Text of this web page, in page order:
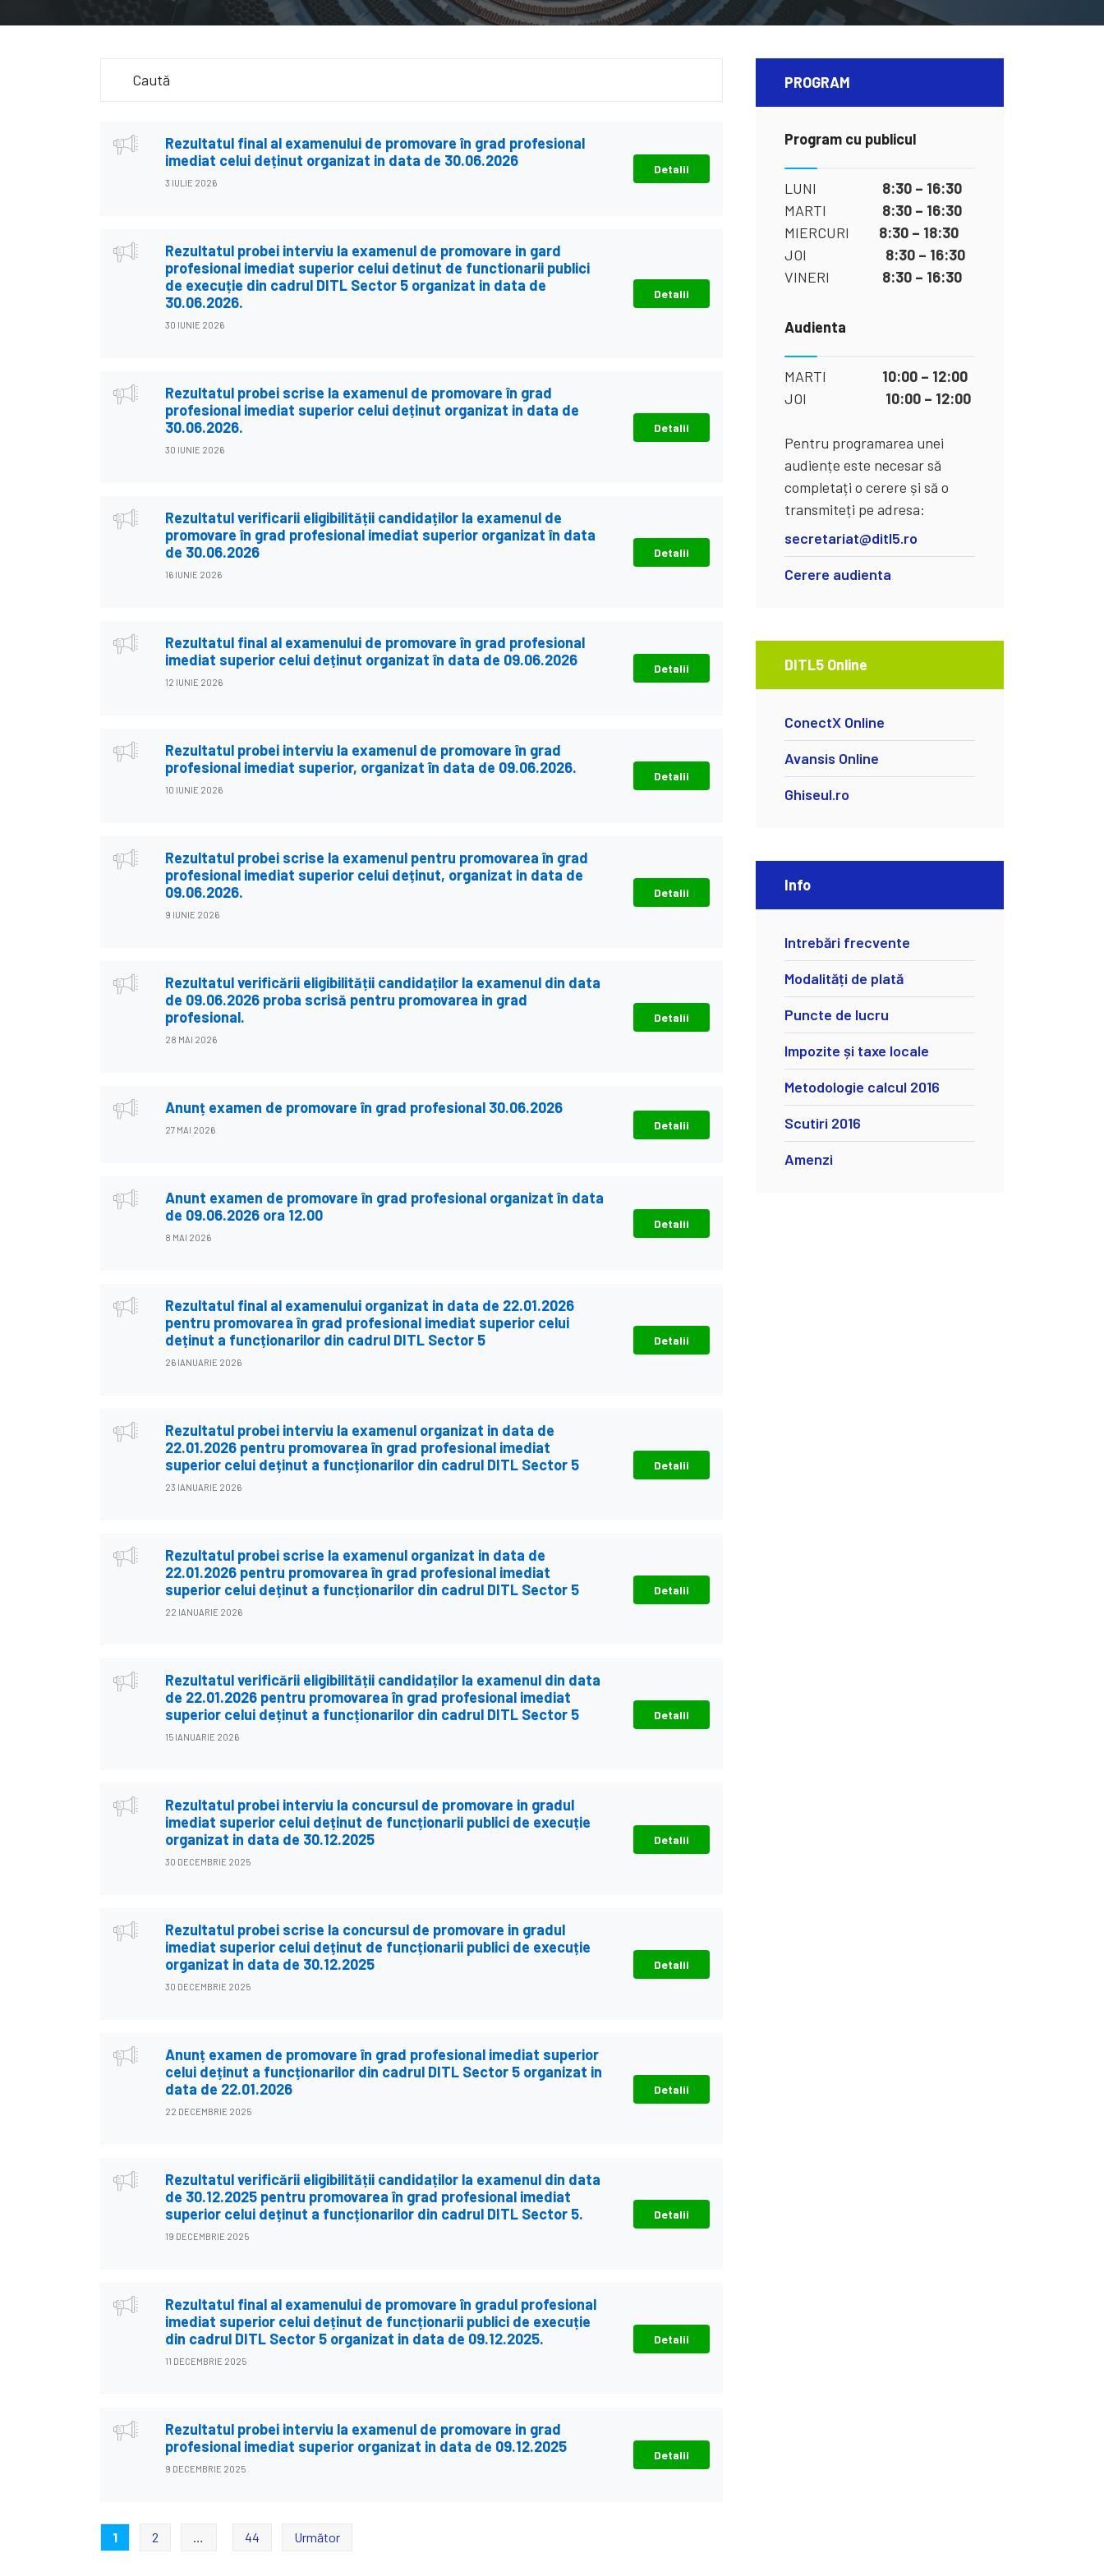
Rezultatul final al examenului de promovare în grad profesional
imediat celui deținut organizat in data de 30.06.2026
3 IULIE 2026
Detalii
Rezultatul probei interviu la examenul de promovare in gard
profesional imediat superior celui detinut de functionarii publici
de execuție din cadrul DITL Sector 5 organizat in data de
30.06.2026.
30 IUNIE 2026
Detalii
Rezultatul probei scrise la examenul de promovare în grad
profesional imediat superior celui deținut organizat in data de
30.06.2026.
30 IUNIE 2026
Detalii
Rezultatul verificarii eligibilității candidaților la examenul de
promovare în grad profesional imediat superior organizat în data
de 30.06.2026
16 IUNIE 2026
Detalii
Rezultatul final al examenului de promovare în grad profesional
imediat superior celui deținut organizat în data de 09.06.2026
12 IUNIE 2026
Detalii
Rezultatul probei interviu la examenul de promovare în grad
profesional imediat superior, organizat în data de 09.06.2026.
10 IUNIE 2026
Detalii
Rezultatul probei scrise la examenul pentru promovarea în grad
profesional imediat superior celui deținut, organizat in data de
09.06.2026.
9 IUNIE 2026
Detalii
Rezultatul verificării eligibilității candidaților la examenul din data
de 09.06.2026 proba scrisă pentru promovarea in grad
profesional.
28 MAI 2026
Detalii
Anunț examen de promovare în grad profesional 30.06.2026
27 MAI 2026 Detalii
Anunt examen de promovare în grad profesional organizat în data
de 09.06.2026 ora 12.00
8 MAI 2026
Detalii
Rezultatul final al examenului organizat in data de 22.01.2026
pentru promovarea în grad profesional imediat superior celui
deținut a funcționarilor din cadrul DITL Sector 5
26 IANUARIE 2026
Detalii
Rezultatul probei interviu la examenul organizat in data de
22.01.2026 pentru promovarea în grad profesional imediat
superior celui deținut a funcționarilor din cadrul DITL Sector 5
23 IANUARIE 2026
Detalii
Rezultatul probei scrise la examenul organizat in data de
22.01.2026 pentru promovarea în grad profesional imediat
superior celui deținut a funcționarilor din cadrul DITL Sector 5
22 IANUARIE 2026
Detalii
Rezultatul verificării eligibilității candidaților la examenul din data
de 22.01.2026 pentru promovarea în grad profesional imediat
superior celui deținut a funcționarilor din cadrul DITL Sector 5
15 IANUARIE 2026
Detalii
Rezultatul probei interviu la concursul de promovare in gradul
imediat superior celui deținut de funcționarii publici de execuție
organizat in data de 30.12.2025
30 DECEMBRIE 2025
Detalii
Rezultatul probei scrise la concursul de promovare in gradul
imediat superior celui deținut de funcționarii publici de execuție
organizat in data de 30.12.2025
30 DECEMBRIE 2025
Detalii
Anunț examen de promovare în grad profesional imediat superior
celui deținut a funcționarilor din cadrul DITL Sector 5 organizat in
data de 22.01.2026
22 DECEMBRIE 2025
Detalii
Rezultatul verificării eligibilității candidaților la examenul din data
de 30.12.2025 pentru promovarea în grad profesional imediat
superior celui deținut a funcționarilor din cadrul DITL Sector 5.
19 DECEMBRIE 2025
Detalii
Rezultatul final al examenului de promovare în gradul profesional
imediat superior celui deținut de funcționarii publici de execuție
din cadrul DITL Sector 5 organizat in data de 09.12.2025.
11 DECEMBRIE 2025
Detalii
Rezultatul probei interviu la examenul de promovare in grad
profesional imediat superior organizat in data de 09.12.2025
9 DECEMBRIE 2025
Detalii
Paginație
1 2 … 44 Următor
PROGRAM
Program cu publicul
LUNI 8:30 – 16:30
MARTI 8:30 – 16:30
MIERCURI 8:30 – 18:30
JOI 8:30 – 16:30
VINERI 8:30 – 16:30
Audienta
MARTI 10:00 – 12:00
JOI 10:00 – 12:00
Pentru programarea unei
audiențe este necesar să
completați o cerere și să o
transmiteți pe adresa:
secretariat@ditl5.ro
Cerere audienta
DITL5 Online
ConectX Online
Avansis Online
Ghiseul.ro
Info
Intrebări frecvente
Modalități de plată
Puncte de lucru
Impozite și taxe locale
Metodologie calcul 2016
Scutiri 2016
Amenzi